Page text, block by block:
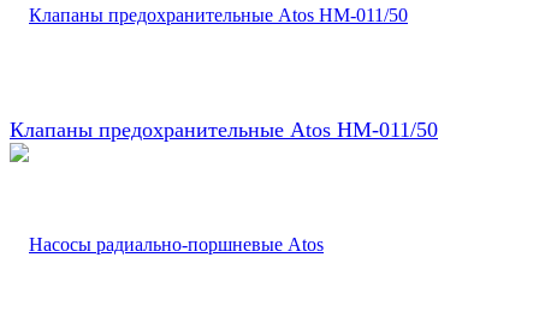
Клапаны предохранительные Atos HM-011/50